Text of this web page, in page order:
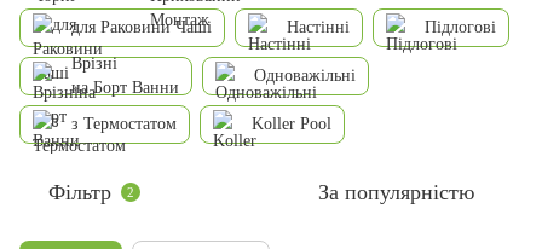
для Раковини Чаші Настінні
Підлогові
Врізні
на Борт Ванни
Одноважільні
з Термостатом Koller Pool
Фільтр 2 За популярністю